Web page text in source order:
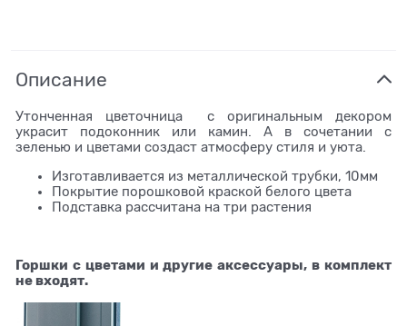
Описание
Утонченная цветочница с оригинальным декором
украсит подоконник или камин. А в сочетании с
зеленью и цветами создаст атмосферу стиля и уюта.
Изготавливается из металлической трубки, 10мм
Покрытие порошковой краской белого цвета
Подставка рассчитана на три растения
Горшки с цветами и другие аксессуары, в комплект
не входят.